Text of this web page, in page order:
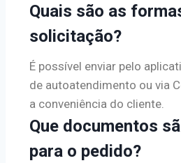
Quais são as
solicitação?
É possível enviar pelo
de autoatendimento ou via
a conveniência do cliente.
Que documentos
para o pedido?